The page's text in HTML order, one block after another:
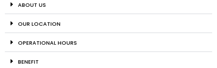
ABOUT US
OUR LOCATION
OPERATIONAL HOURS
BENEFIT